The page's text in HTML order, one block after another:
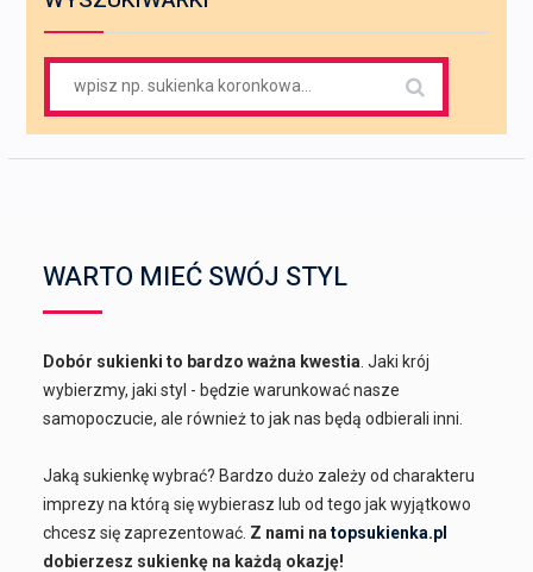
for:
WARTO MIEĆ SWÓJ STYL
Dobór sukienki to bardzo ważna kwestia . Jaki krój
wybierzmy, jaki styl - będzie warunkować nasze
samopoczucie, ale również to jak nas będą odbierali inni.
Jaką sukienkę wybrać? Bardzo dużo zależy od charakteru
imprezy na którą się wybierasz lub od tego jak wyjątkowo
chcesz się zaprezentować. Z nami natopsukienka.pl
dobierzesz sukienkę na każdą okazję!